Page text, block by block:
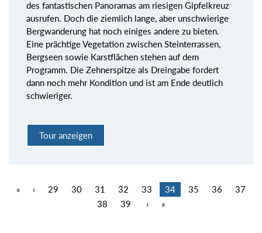
des fantastischen Panoramas am riesigen Gipfelkreuz
ausrufen. Doch die ziemlich lange, aber unschwierige
Bergwanderung hat noch einiges andere zu bieten.
Eine prächtige Vegetation zwischen Steinterrassen,
Bergseen sowie Karstflächen stehen auf dem
Programm. Die Zehnerspitze als Dreingabe fordert
dann noch mehr Kondition und ist am Ende deutlich
schwieriger.
Tour anzeigen
« ‹ 29 30 31 32 33 34 35 36
37
38
39 › »